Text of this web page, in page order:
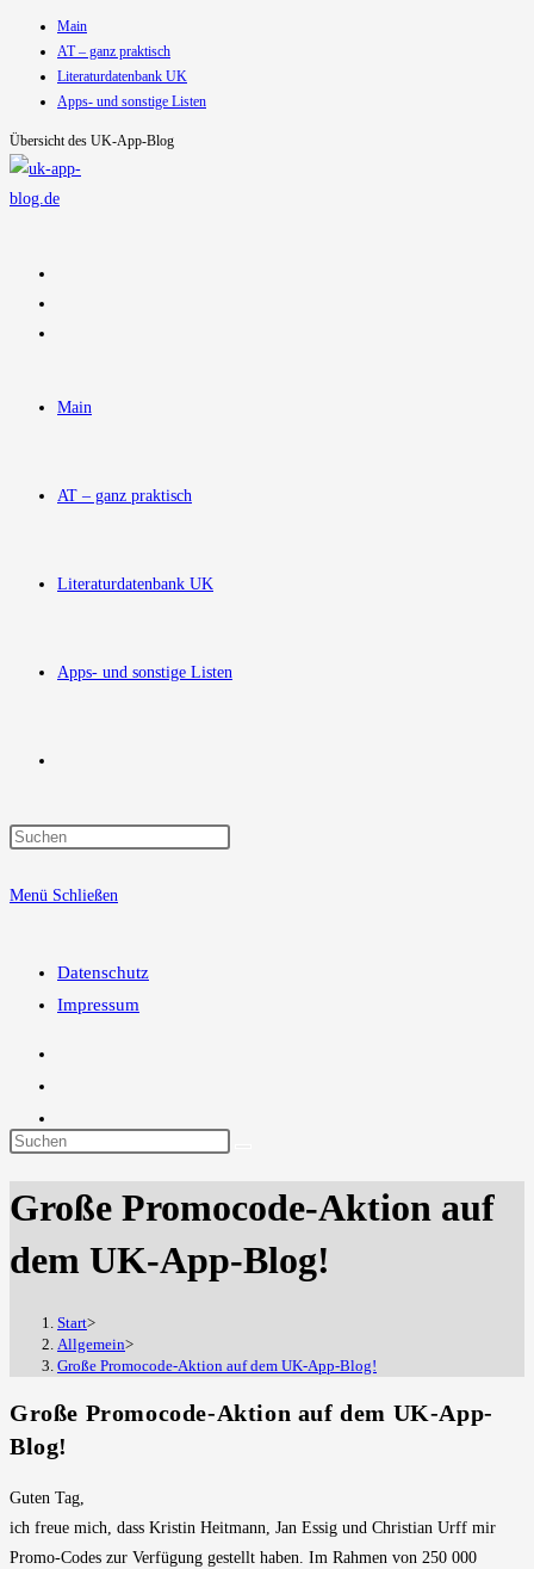
Inhalt
springen
Main
AT – ganz praktisch
Literaturdatenbank UK
Apps- und sonstige Listen
Übersicht des UK-App-Blog
Main
AT – ganz praktisch
Literaturdatenbank UK
Apps- und sonstige Listen
Suche
Menü Schließen
Datenschutz
Impressum
Diese
durchsuchen
Große Promocode-Aktion auf
dem UK-App-Blog!
Start>
Allgemein>
Große Promocode-Aktion auf dem UK-App-Blog!
Große Promocode-Aktion auf dem UK-App-
Blog!
Guten Tag,
ich freue mich, dass Kristin Heitmann, Jan Essig und Christian Urff mir
Promo-Codes zur Verfügung gestellt haben. Im Rahmen von 250 000